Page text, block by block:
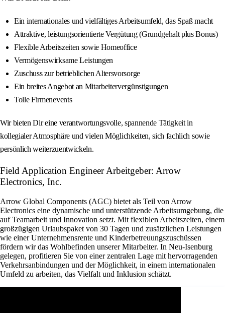
Ein internationales und vielfältiges Arbeitsumfeld, das Spaß macht
Attraktive, leistungsorientierte Vergütung (Grundgehalt plus Bonus)
Flexible Arbeitszeiten sowie Homeoffice
Vermögenswirksame Leistungen
Zuschuss zur betrieblichen Altersvorsorge
Ein breites Angebot an Mitarbeitervergünstigungen
Tolle Firmenevents
Wir bieten Dir eine verantwortungsvolle, spannende Tätigkeit in
kollegialer Atmosphäre und vielen Möglichkeiten, sich fachlich sowie
persönlich weiterzuentwickeln.
Field Application Engineer Arbeitgeber: Arrow
Electronics, Inc.
Arrow Global Components (AGC) bietet als Teil von Arrow
Electronics eine dynamische und unterstützende Arbeitsumgebung, die
auf Teamarbeit und Innovation setzt. Mit flexiblen Arbeitszeiten, einem
großzügigen Urlaubspaket von 30 Tagen und zusätzlichen Leistungen
wie einer Unternehmensrente und Kinderbetreuungszuschüssen
fördern wir das Wohlbefinden unserer Mitarbeiter. In Neu-Isenburg
gelegen, profitieren Sie von einer zentralen Lage mit hervorragenden
Verkehrsanbindungen und der Möglichkeit, in einem internationalen
Umfeld zu arbeiten, das Vielfalt und Inklusion schätzt.